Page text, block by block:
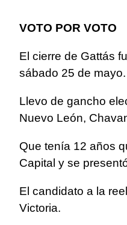
VOTO POR VOTO
El cierre de Gattás
sábado 25 de mayo.
Llevo de gancho
Nuevo León,
Que tenía 12 años
Capital y se
El candidato a la
Victoria.